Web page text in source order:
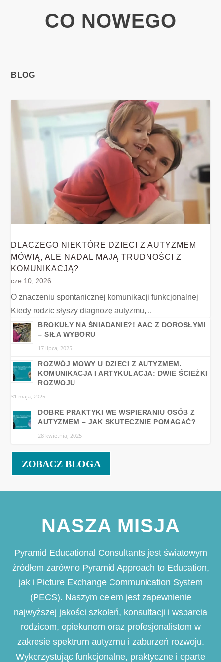
CO NOWEGO
BLOG
DLACZEGO NIEKTÓRE DZIECI Z AUTYZMEM
MÓWIĄ, ALE NADAL MAJĄ TRUDNOŚCI Z
KOMUNIKACJĄ?
cze 10, 2026
O znaczeniu spontanicznej komunikacji funkcjonalnej
Kiedy rodzic słyszy diagnozę autyzmu,...
BROKUŁY NA ŚNIADANIE?! AAC Z DOROSŁYMI
– SIŁA WYBORU
17 lipca, 2025
ROZWÓJ MOWY U DZIECI Z AUTYZMEM.
KOMUNIKACJA I ARTYKULACJA: DWIE ŚCIEŻKI
ROZWOJU
31 maja, 2025
DOBRE PRAKTYKI WE WSPIERANIU OSÓB Z
AUTYZMEM – JAK SKUTECZNIE POMAGAĆ?
28 kwietnia, 2025
ZOBACZ BLOGA
NASZA MISJA
Pyramid Educational Consultants jest światowym
źródłem zarówno Pyramid Approach to Education,
jak i Picture Exchange Communication System
(PECS). Naszym celem jest zapewnienie
najwyższej jakości szkoleń, konsultacji i wsparcia
rodzicom, opiekunom oraz profesjonalistom w
zakresie spektrum autyzmu i zaburzeń rozwoju.
Wykorzystując funkcjonalne, praktyczne i oparte